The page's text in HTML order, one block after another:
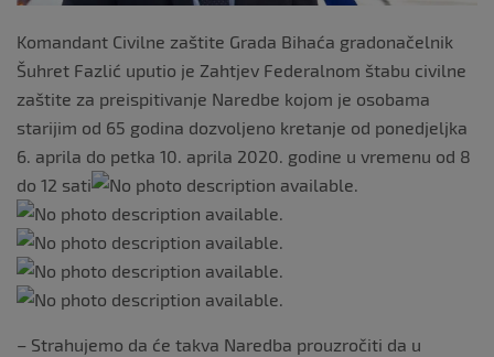
Komandant Civilne zaštite Grada Bihaća gradonačelnik
Šuhret Fazlić uputio je Zahtjev Federalnom štabu civilne
zaštite za preispitivanje Naredbe kojom je osobama
starijim od 65 godina dozvoljeno kretanje od ponedjeljka
6. aprila do petka 10. aprila 2020. godine u vremenu od 8
do 12 sati
– Strahujemo da će takva Naredba prouzročiti da u